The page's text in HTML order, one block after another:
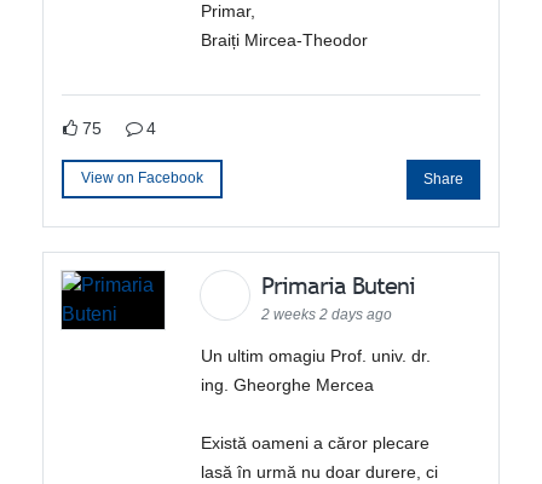
Primar,
Braiți Mircea-Theodor
75 4
View on Facebook Share
Primaria Buteni
2 weeks 2 days ago
Un ultim omagiu Prof. univ. dr.
ing. Gheorghe Mercea
Există oameni a căror plecare
lasă în urmă nu doar durere, ci